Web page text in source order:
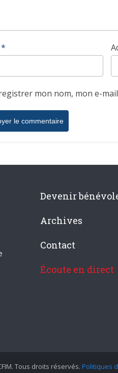
*
mon nom, mon e-
Devenir
Archives
Contact
Écoute en direct
Tous droits réservés. Politiques